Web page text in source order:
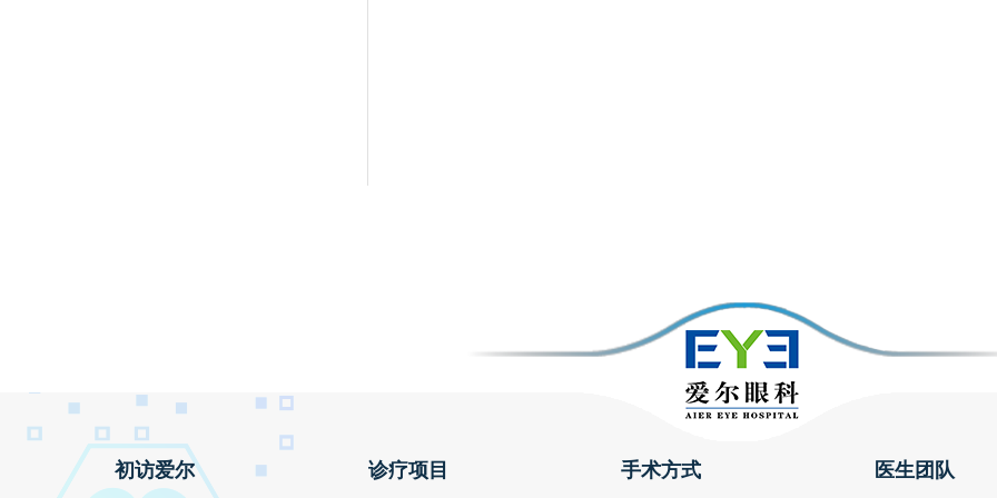
初访爱尔 诊疗项目 手术方式 医生团队